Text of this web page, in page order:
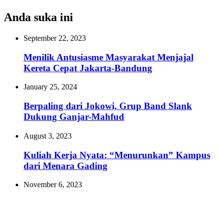
Anda suka ini
September 22, 2023
Menilik Antusiasme Masyarakat Menjajal
Kereta Cepat Jakarta-Bandung
January 25, 2024
Berpaling dari Jokowi, Grup Band Slank
Dukung Ganjar-Mahfud
August 3, 2023
Kuliah Kerja Nyata: “Menurunkan” Kampus
dari Menara Gading
November 6, 2023